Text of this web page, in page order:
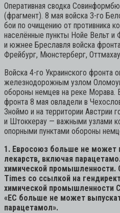
Оперативная сводка
(фрагмент). 8 мая войска 3-го
бои по очищению от противника
населённые пункты Нойе Вельт и
и южнее Бреславля войска
Фрейбург, Мюнстерберг,
Войска 4-го Украинского фронта
железнодорожным узлом
обороны немцев на реке Морава.
фронта 8 мая овладели в
Зноймо и на территории Австрии
и Штоккерау — важными узлами
опорными пунктами обороны
1. Евросоюз больше не может
лекарств, включая
химической промышленности.
Times со ссылкой на
химической промышленности
«ЕС больше не может
парацетамол».